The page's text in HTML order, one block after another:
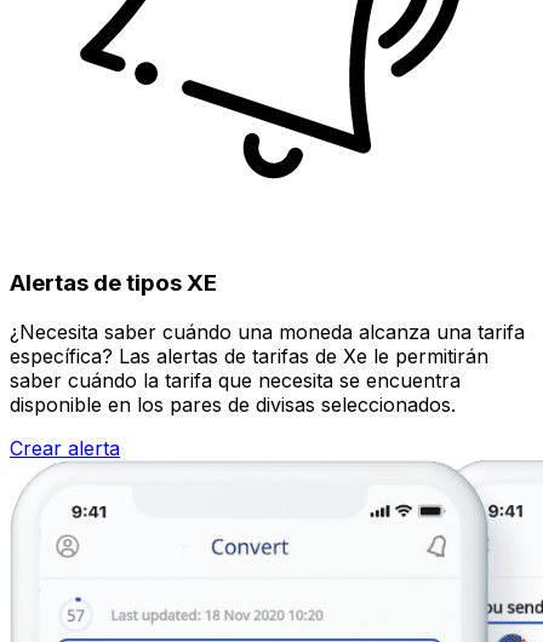
Alertas de tipos XE
¿Necesita saber cuándo una moneda alcanza una tarifa
específica? Las alertas de tarifas de Xe le permitirán
saber cuándo la tarifa que necesita se encuentra
disponible en los pares de divisas seleccionados.
Crear alerta